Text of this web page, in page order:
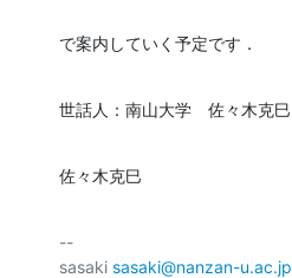
で案内していく予定です．
世話人：南山大学　佐々木克巳
佐々木克巳
--
sasaki sasaki@nanzan-u.ac.jp